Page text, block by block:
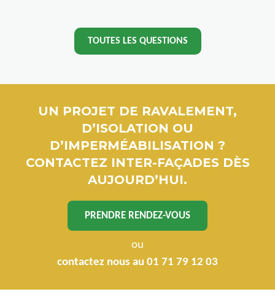
TOUTES LES QUESTIONS
UN PROJET DE RAVALEMENT,
D’ISOLATION OU
D’IMPERMÉABILISATION ?
CONTACTEZ INTER-FAÇADES DÈS
AUJOURD’HUI.
PRENDRE RENDEZ-VOUS
ou
contactez nous au 01 71 79 12 03